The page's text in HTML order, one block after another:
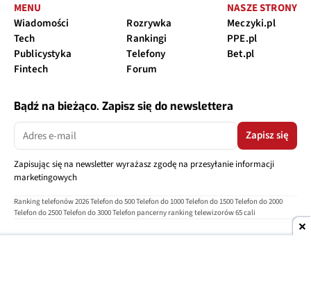
MENU
Wiadomości
Tech
Publicystyka
Fintech
Rozrywka
Rankingi
Telefony
Forum
NASZE STRONY
Meczyki.pl
PPE.pl
Bet.pl
Bądź na bieżąco. Zapisz się do newslettera
Zapisz się
Zapisując się na newsletter wyrażasz zgodę na przesyłanie informacji
marketingowych
Ranking telefonów 2026Telefon do 500Telefon do 1000Telefon do 1500Telefon do 2000
Telefon do 2500Telefon do 3000Telefon pancerny ranking telewizorów 65 cali